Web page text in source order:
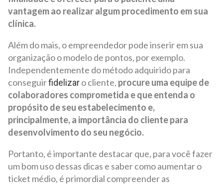
vantagem ao realizar algum procedimento em sua
clínica.
Além do mais, o empreendedor pode inserir em sua
organização o modelo de pontos, por exemplo.
Independentemente do método adquirido para
conseguirfidelizaro cliente, procure uma equipe de
colaboradores comprometida e que entenda o
propósito de seu estabelecimento e,
principalmente, a importância do cliente para
desenvolvimento do seu negócio.
Portanto, é importante destacar que, para você fazer
um bom uso dessas dicas e saber como aumentar o
ticket médio, é primordial compreender as